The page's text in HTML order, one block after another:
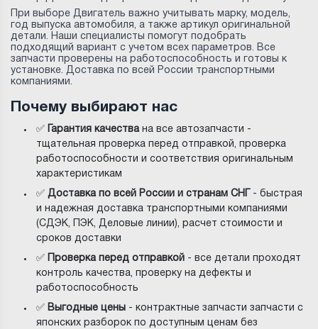
При выборе Двигатель важно учитывать марку, модель,
год выпуска автомобиля, а также артикул оригинальной
детали. Наши специалисты помогут подобрать
подходящий вариант с учетом всех параметров. Все
запчасти проверены на работоспособность и готовы к
установке. Доставка по всей России транспортными
компаниями.
Почему выбирают нас
✅ Гарантия качествана все автозапчасти -
тщательная проверка перед отправкой, проверка
работоспособности и соответствия оригинальным
характеристикам
✅Доставка по всей России и странам СНГ
- быстрая
и надежная доставка транспортными компаниями
(СДЭК, ПЭК, Деловые линии), расчет стоимости и
сроков доставки
✅ Проверка перед отправкой - все детали проходят
контроль качества, проверку на дефекты и
работоспособность
✅ Выгодные цены - контрактные запчасти запчасти с
японских разборок по доступным ценам без